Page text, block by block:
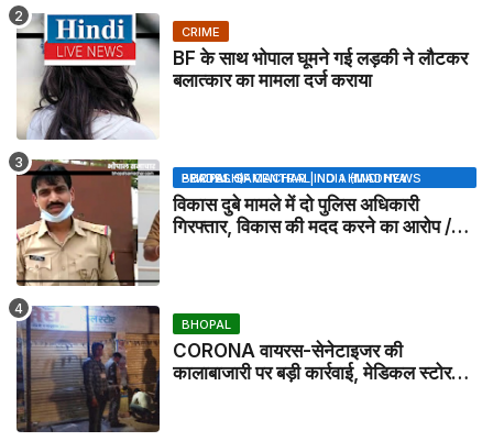
CRIME
BF के साथ भोपाल घूमने गई लड़की ने लौटकर
बलात्कार का मामला दर्ज कराया
BHOPAL SAMACHAR | NO 1 HINDI NEWS PORTAL OF CENTRAL INDIA (MADHYA PRADESH)
विकास दुबे मामले में दो पुलिस अधिकारी
गिरफ्तार, विकास की मदद करने का आरोप /
BHOPAL
CORONA वायरस-सेनेटाइजर की
कालाबाजारी पर बड़ी कार्रवाई, मेडिकल स्टोर